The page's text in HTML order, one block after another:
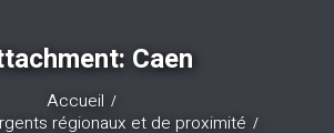
Caen
Accueil
régionaux et de proximité